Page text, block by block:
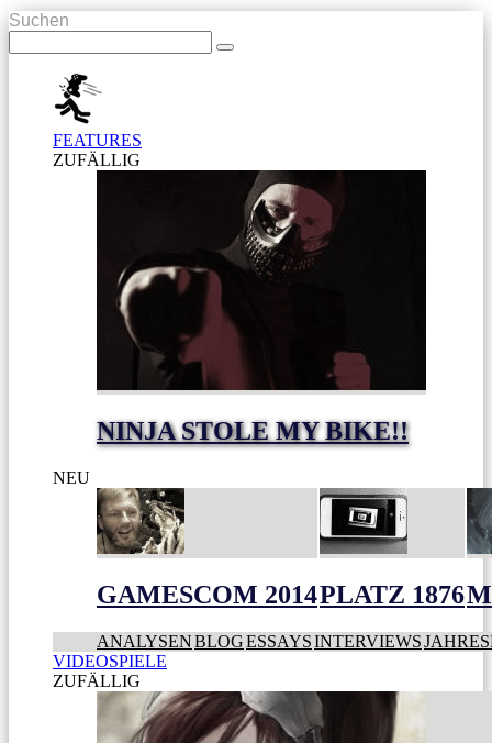
Suchen
FEATURES
ZUFÄLLIG
NINJA STOLE MY BIKE!!
NEU
GAMESCOM 2014PLATZ 1876
ANALYSENBLOGESSAYSINTERVIEWS
VIDEOSPIELE
ZUFÄLLIG